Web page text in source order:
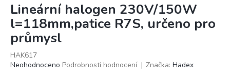
Lineární halogen 230V/150W
l=118mm,patice R7S, určeno pro
průmysl
HAK617
Průměrné
Neohodnoceno Podrobnosti hodnocení Značka: Hadex